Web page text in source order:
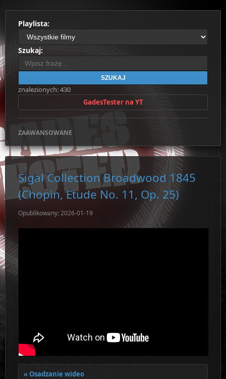
Playlista:
Szukaj:
SZUKAJ
znalezionych: 430
GadesTester na YT
ZAAWANSOWANE
Sigal Collection Broadwood 1845
(Chopin, Etude No. 11, Op. 25)
Opublikowany: 2026-01-19
Osadzanie wideo